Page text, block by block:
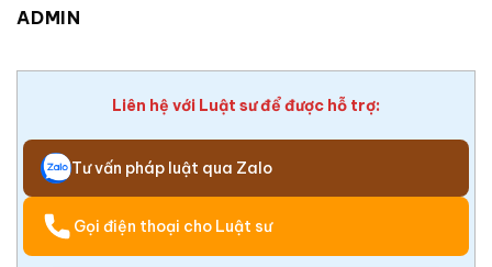
ADMIN
Liên hệ với Luật sư để được hỗ trợ:
Tư vấn pháp luật qua Zalo
Gọi điện thoại cho Luật sư